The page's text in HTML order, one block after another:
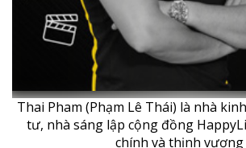
Thai Pham (Phạm Lê Thái) là nhà
tư, nhà sáng lập cộng đồng
chính và thịnh vượng